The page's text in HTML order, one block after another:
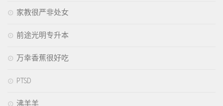
家教很严非处女
前途光明专升本
万幸香蕉很好吃
PTSD
沸羊羊